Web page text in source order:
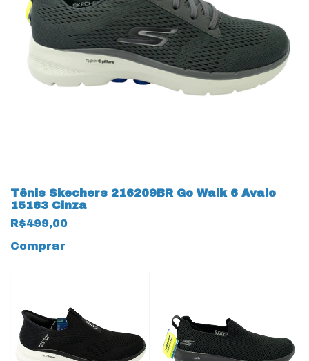
Tênis Skechers 216209BR Go Walk 6 Avalo
15163 Cinza
R$499,00
Comprar